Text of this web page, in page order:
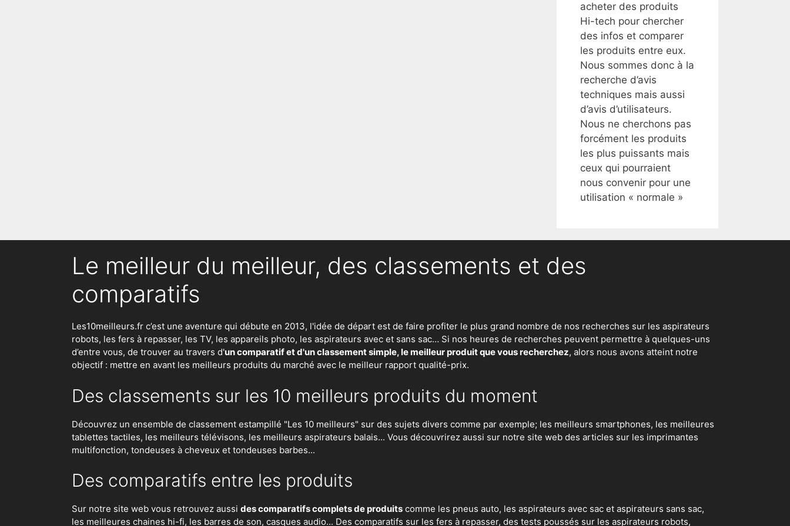
acheter des produits
Hi-tech pour chercher
des infos et comparer
les produits entre eux.
Nous sommes donc à la
recherche d’avis
techniques mais aussi
d’avis d’utilisateurs.
Nous ne cherchons pas
forcément les produits
les plus puissants mais
ceux qui pourraient
nous convenir pour une
utilisation « normale »
Le meilleur du meilleur, des classements et des
comparatifs
Les10meilleurs.fr c’est une aventure qui débute en 2013, l'idée de départ est de faire profiter le plus grand nombre de nos recherches sur les aspirateurs
robots, les fers à repasser, les TV, les appareils photo, les aspirateurs avec et sans sac… Si nos heures de recherches peuvent permettre à quelques-uns
d’entre vous, de trouver au travers d'un comparatif et d'un classement simple, le meilleur produit que vous recherchez, alors nous avons atteint notre
objectif : mettre en avant les meilleurs produits du marché avec le meilleur rapport qualité-prix.
Des classements sur les 10 meilleurs produits du moment
Découvrez un ensemble de classement estampillé "Les 10 meilleurs" sur des sujets divers comme par exemple; les meilleurs smartphones, les meilleures
tablettes tactiles, les meilleurs télévisons, les meilleurs aspirateurs balais... Vous découvrirez aussi sur notre site web des articles sur les imprimantes
multifonction, tondeuses à cheveux et tondeuses barbes...
Des comparatifs entre les produits
Sur notre site web vous retrouvez aussi des comparatifs complets de produits comme les pneus auto, les aspirateurs avec sac et aspirateurs sans sac,
les meilleures chaines hi-fi, les barres de son, casques audio... Des comparatifs sur les fers à repasser, des tests poussés sur les aspirateurs robots,